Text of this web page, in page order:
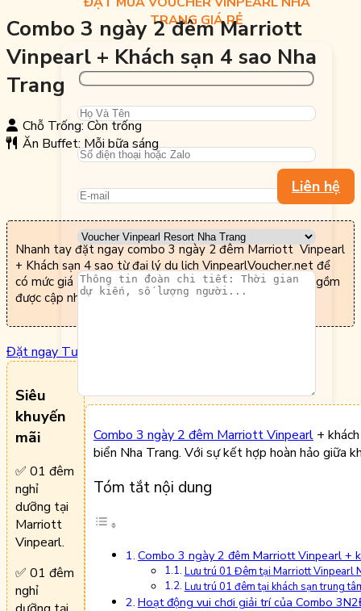
TRANG GIÁ RẺ
Vui lòng kiểm tra kỹ thông tin trước khi
gửi.
liệu qua Zalo hoặc Số ĐT cho quý khách.
Combo 3 ngày 2 đêm Marriott
Vinpearl + Khách sạn 4 sao Nha
Trang
Chỗ Trống: Còn trống
Ăn Buffet: Mỗi bữa sáng
Liên hệ
Nhanh tay đặt ngay combo 3 ngày 2 đêm Marriott Vinpearl
+ Khách sạn 4 sao từ đại lý du lịch VinpearlVoucher.net để
có mức giá ưu đãi nhất. Thông tin giá cả và dịch vụ bao gồm
được cập nhật mới nhất tháng 12/2024.
Đặt ngay Tư vấn
Combo 3 ngày 2 đêm Marriott Vinpearl +
biển Nha Trang. Với sự kết hợp hoàn hảo giữa
Tóm tắt nội dung
Combo 3 ngày 2 đêm Marriott Vinpearl +
Lưu trú 01 Đêm tại Marriott Vinpearl
Lưu trú 01 đêm tại khách sạn trung
Hoạt động vui chơi giải trí của Combo
Siêu
khuyến
mãi
✅ 01 đêm
nghỉ
dưỡng tại
Marriott
Vinpearl.
✅ 01 đêm
nghỉ